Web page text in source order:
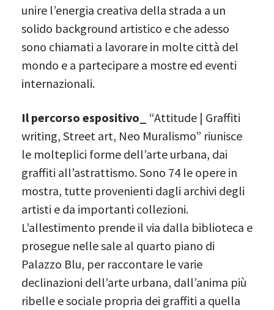
unire l’energia creativa della strada a un
solido background artistico e che adesso
sono chiamati a lavorare in molte città del
mondo e a partecipare a mostre ed eventi
internazionali.
Il percorso espositivo_
“Attitude | Graffiti
writing, Street art, Neo Muralismo” riunisce
le molteplici forme dell’arte urbana, dai
graffiti all’astrattismo. Sono 74 le opere in
mostra, tutte provenienti dagli archivi degli
artisti e da importanti collezioni.
L’allestimento prende il via dalla biblioteca e
prosegue nelle sale al quarto piano di
Palazzo Blu, per raccontare le varie
declinazioni dell’arte urbana, dall’anima più
ribelle e sociale propria dei graffiti a quella